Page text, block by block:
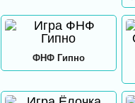
ФНФ Гипно